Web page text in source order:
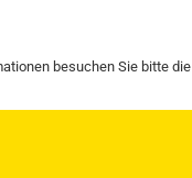
besuchen Sie bitte die